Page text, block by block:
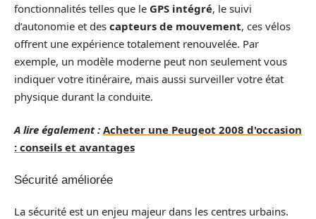
fonctionnalités telles que le GPS intégré, le suivi
d’autonomie et des capteurs de mouvement, ces vélos
offrent une expérience totalement renouvelée. Par
exemple, un modèle moderne peut non seulement vous
indiquer votre itinéraire, mais aussi surveiller votre état
physique durant la conduite.
A lire également : Acheter une Peugeot 2008 d'occasion
: conseils et avantages
Sécurité améliorée
La sécurité est un enjeu majeur dans les centres urbains.